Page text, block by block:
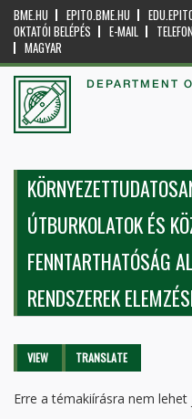
BME.HU EPITO.BME.HU
OKTATÓI BELÉPÉS
E-MAIL
MAGYAR
DEPARTMENT
ÚTBURKOLATOK ÉS
FENNTARTHATÓSÁG
RENDSZEREK
Primary tabs
VIEW (ACTIVETRANSLATE
Erre a témakiírásra nem lehet